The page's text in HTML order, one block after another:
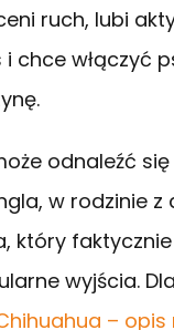
ruch, lubi
chce włączyć
odnaleźć się
w rodzinie z
który
wyjścia. Dla
– opis